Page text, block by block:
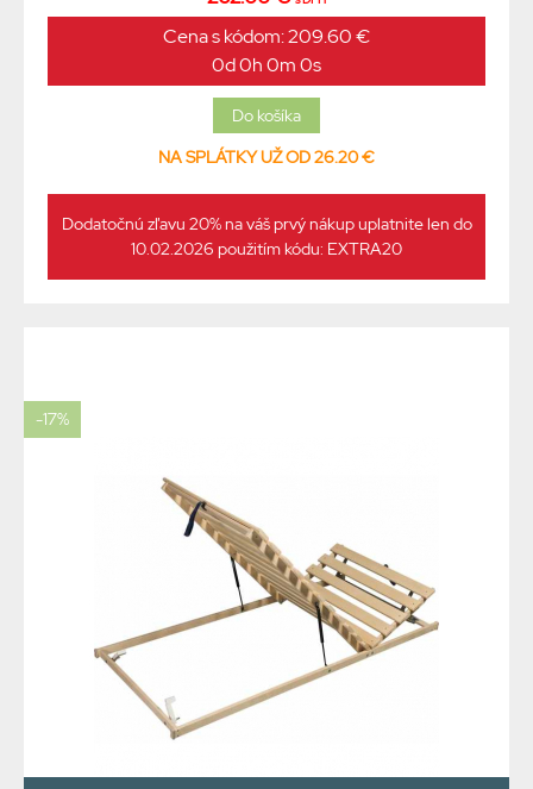
Cena s kódom: 209.60 €
0d 0h 0m 0s
NA SPLÁTKY UŽ OD 26.20 €
Dodatočnú zľavu 20% na váš prvý nákup uplatnite len do
10.02.2026 použitím kódu: EXTRA20
-17%